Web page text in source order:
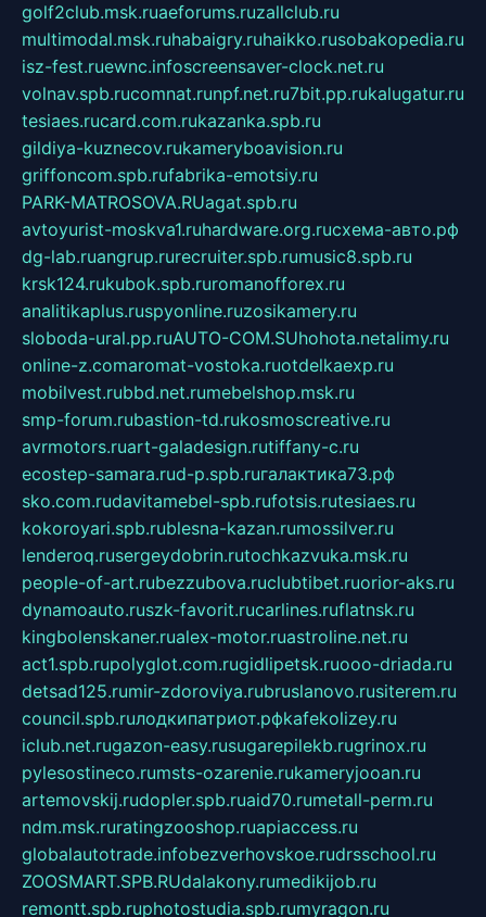
golf2club.msk.ruaeforums.ruzallclub.ru
multimodal.msk.ruhabaigry.ruhaikko.rusobakopedia.ru
isz-fest.ruewnc.infoscreensaver-clock.net.ru
volnav.spb.rucomnat.runpf.net.ru7bit.pp.rukalugatur.ru
tesiaes.rucard.com.rukazanka.spb.ru
gildiya-kuznecov.rukameryboavision.ru
griffoncom.spb.rufabrika-emotsiy.ru
PARK-MATROSOVA.RUagat.spb.ru
avtoyurist-moskva1.ruhardware.org.ruсхема-авто.рф
dg-lab.ruangrup.rurecruiter.spb.rumusic8.spb.ru
krsk124.rukubok.spb.ruromanofforex.ru
analitikaplus.ruspyonline.ruzosikamery.ru
sloboda-ural.pp.ruAUTO-COM.SUhohota.netalimy.ru
online-z.comaromat-vostoka.ruotdelkaexp.ru
mobilvest.rubbd.net.rumebelshop.msk.ru
smp-forum.rubastion-td.rukosmoscreative.ru
avrmotors.ruart-galadesign.rutiffany-c.ru
ecostep-samara.rud-p.spb.ruгалактика73.рф
sko.com.rudavitamebel-spb.rufotsis.rutesiaes.ru
kokoroyari.spb.rublesna-kazan.rumossilver.ru
lenderoq.rusergeydobrin.rutochkazvuka.msk.ru
people-of-art.rubezzubova.ruclubtibet.ruorior-aks.ru
dynamoauto.ruszk-favorit.rucarlines.ruflatnsk.ru
kingbolenskaner.rualex-motor.ruastroline.net.ru
act1.spb.rupolyglot.com.rugidlipetsk.ruooo-driada.ru
detsad125.rumir-zdoroviya.rubruslanovo.rusiterem.ru
council.spb.ruлодкипатриот.рфkafekolizey.ru
iclub.net.rugazon-easy.rusugarepilekb.rugrinox.ru
pylesostineco.rumsts-ozarenie.rukameryjooan.ru
artemovskij.rudopler.spb.ruaid70.rumetall-perm.ru
ndm.msk.ruratingzooshop.ruapiaccess.ru
globalautotrade.infobezverhovskoe.rudrsschool.ru
ZOOSMART.SPB.RUdalakony.rumedikijob.ru
remontt.spb.ruphotostudia.spb.rumyragon.ru